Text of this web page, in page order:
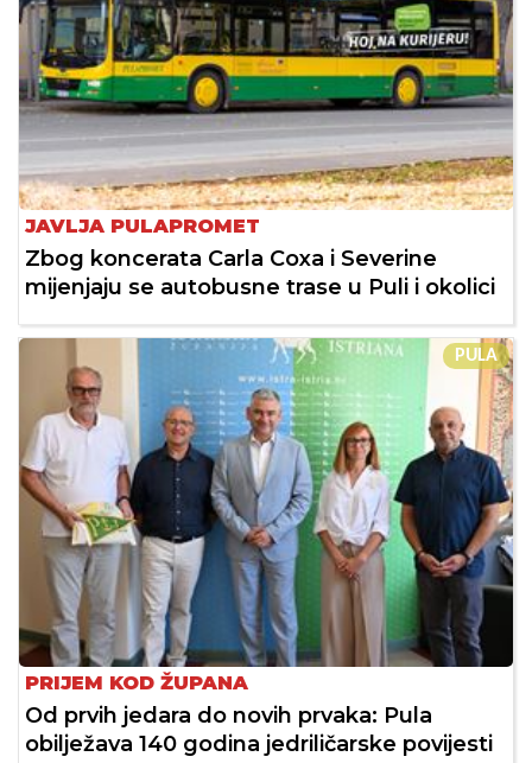
JAVLJA PULAPROMET
Zbog koncerata Carla Coxa i Severine
mijenjaju se autobusne trase u Puli i okolici
PULA
PRIJEM KOD ŽUPANA
Od prvih jedara do novih prvaka: Pula
obilježava 140 godina jedriličarske povijesti